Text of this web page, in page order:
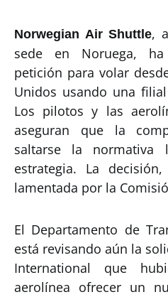
Norwegian Air Shuttle,
sede en Noruega,
petición para volar
Unidos usando una
Los pilotos y las
aseguran que la
saltarse la
estrategia. La
lamentada por la
El Departamento de
está revisando aún la
International que
aerolínea ofrecer un